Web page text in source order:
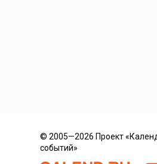
© 2005—2026 Проект
событий»